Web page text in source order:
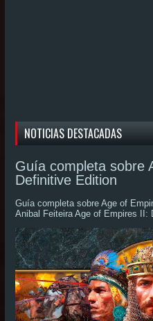
NOTICIAS DESTACADAS
Guía completa sobre
Definitive Edition
Guía completa sobre Age of
Anibal Feiteira Age of Empires II: